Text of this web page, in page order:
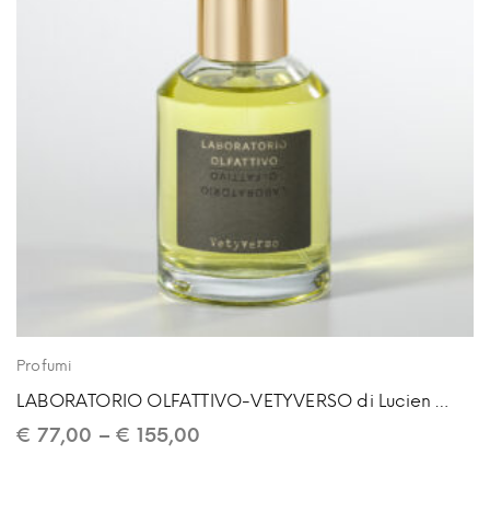
Profumi
LABORATORIO OLFATTIVO-VETYVERSO di Lucien Ferrero
€ 77,00 –€ 155,00